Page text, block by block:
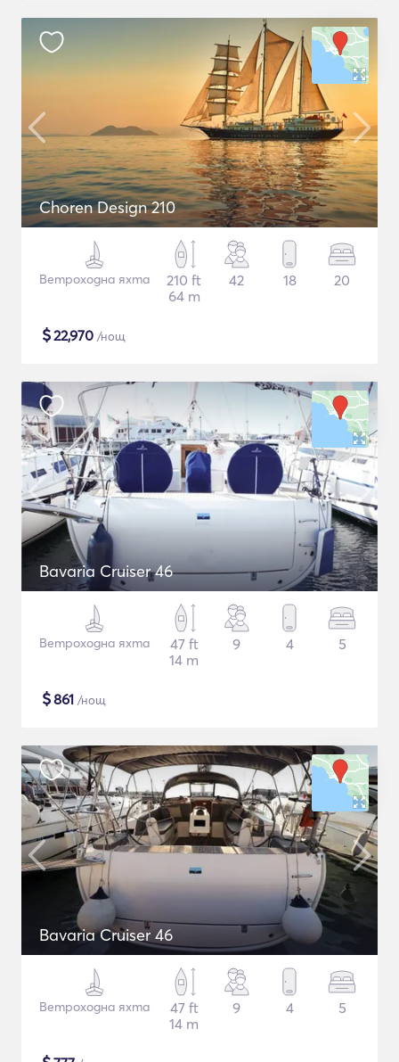
Choren Design 210
Ветроходна яхта
210 ft
64 m
42 18 20
$22,970 /нощ
Bavaria Cruiser 46
Ветроходна яхта
47 ft
14 m
9 4 5
$861 /нощ
Bavaria Cruiser 46
Ветроходна яхта
47 ft
14 m
9 4 5